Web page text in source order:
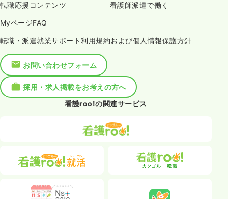
転職応援コンテンツ 看護師派遣で働く
MyページFAQ
転職・派遣就業サポート利用規約および個人情報保護方針
お問い合わせフォーム
採用・求人掲載をお考えの方へ
看護roo!の関連サービス